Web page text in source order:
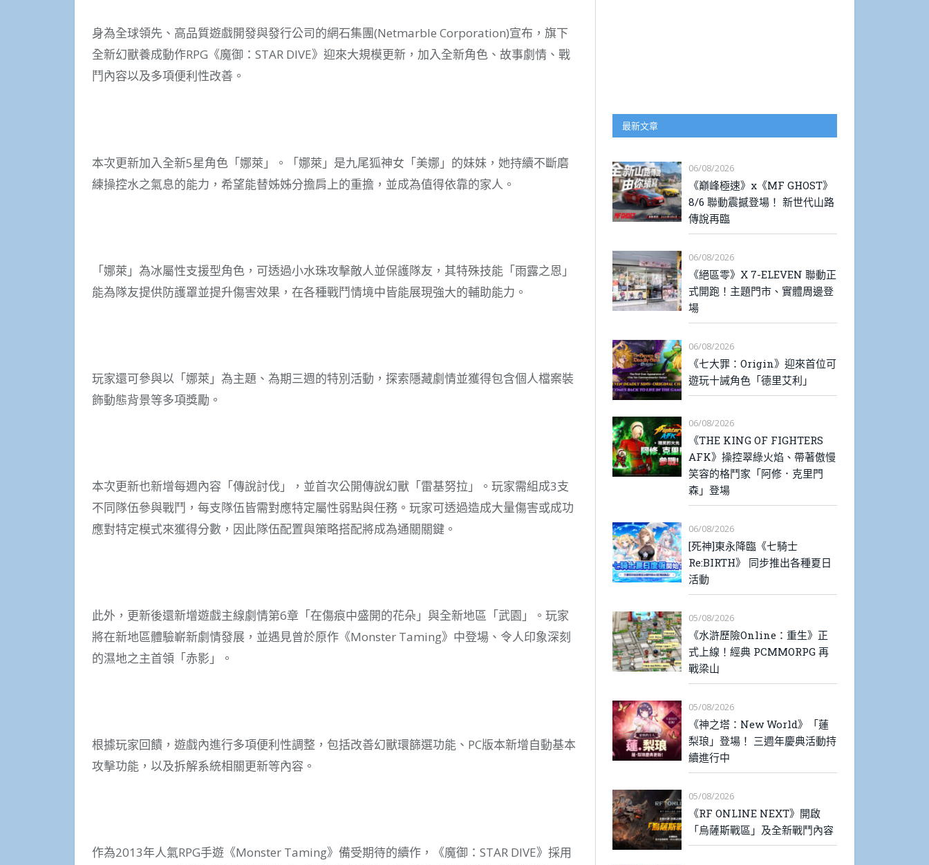
身為全球領先、高品質遊戲開發與發行公司的網石集團(Netmarble Corporation)宣布，旗下
全新幻獸養成動作RPG《魔御：STAR DIVE》迎來大規模更新，加入全新角色、故事劇情、戰
鬥內容以及多項便利性改善。
本次更新加入全新5星角色「娜萊」。「娜萊」是九尾狐神女「美娜」的妹妹，她持續不斷磨
練操控水之氣息的能力，希望能替姊姊分擔肩上的重擔，並成為值得依靠的家人。
「娜萊」為冰屬性支援型角色，可透過小水珠攻擊敵人並保護隊友，其特殊技能「雨露之恩」
能為隊友提供防護罩並提升傷害效果，在各種戰鬥情境中皆能展現強大的輔助能力。
玩家還可參與以「娜萊」為主題、為期三週的特別活動，探索隱藏劇情並獲得包含個人檔案裝
飾動態背景等多項獎勵。
本次更新也新增每週內容「傳說討伐」，並首次公開傳說幻獸「雷基努拉」。玩家需組成3支
不同隊伍參與戰鬥，每支隊伍皆需對應特定屬性弱點與任務。玩家可透過造成大量傷害或成功
應對特定模式來獲得分數，因此隊伍配置與策略搭配將成為通關關鍵。
此外，更新後還新增遊戲主線劇情第6章「在傷痕中盛開的花朵」與全新地區「武園」。玩家
將在新地區體驗嶄新劇情發展，並遇見曾於原作《Monster Taming》中登場、令人印象深刻
的濕地之主首領「赤影」。
根據玩家回饋，遊戲內進行多項便利性調整，包括改善幻獸環篩選功能、PC版本新增自動基本
攻擊功能，以及拆解系統相關更新等內容。
作為2013年人氣RPG手遊《Monster Taming》備受期待的續作，《魔御：STAR DIVE》採用
最新文章
06/08/2026
《巔峰極速》x《MF GHOST》
8/6 聯動震撼登場！ 新世代山路
傳說再臨
06/08/2026
《絕區零》X 7-ELEVEN 聯動正
式開跑！主題門市、實體周邊登
場
06/08/2026
《七大罪：Origin》迎來首位可
遊玩十誡角色「德里艾利」
06/08/2026
《THE KING OF FIGHTERS
AFK》操控翠綠火焰、帶著傲慢
笑容的格鬥家「阿修．克里門
森」登場
06/08/2026
[死神]東永降臨《七騎士
Re:BIRTH》 同步推出各種夏日
活動
05/08/2026
《水滸歷險Online：重生》正
式上線！經典 PCMMORPG 再
戰梁山
05/08/2026
《神之塔：New World》「蓮
梨琅」登場！ 三週年慶典活動持
續進行中
05/08/2026
《RF ONLINE NEXT》開啟
「烏薩斯戰區」及全新戰鬥內容